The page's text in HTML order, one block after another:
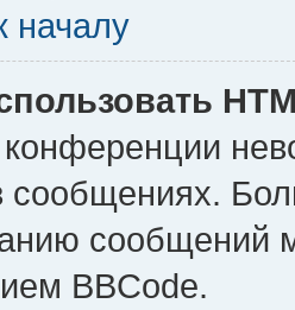
началу
сообщениях.
сообщений
BBCode.